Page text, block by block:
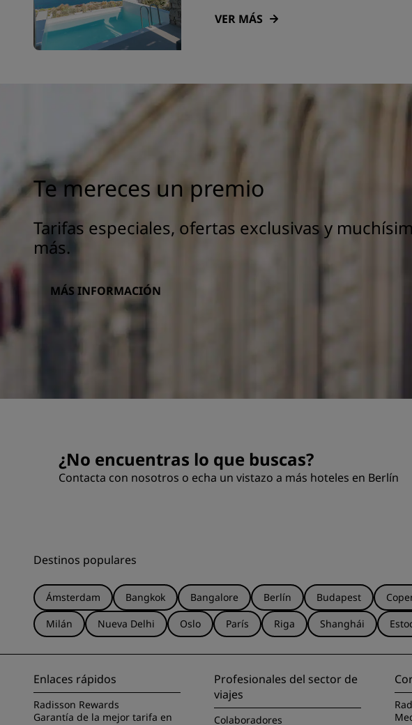
VER MÁS
Te mereces un premio
Tarifas especiales, ofertas exclusivas y
más.
MÁS INFORMACIÓN
¿No encuentras lo que buscas?
Contacta con nosotros o echa un vistazo a más hoteles en Berlín
Destinos populares
Ámsterdam Bangkok Bangalore Berlín Budapest
Milán
Nueva Delhi Oslo París Riga Shanghái
Enlaces rápidos
Radisson Rewards
Garantía de la mejor tarifa en
Profesionales del sector de
viajes
Colaboradores